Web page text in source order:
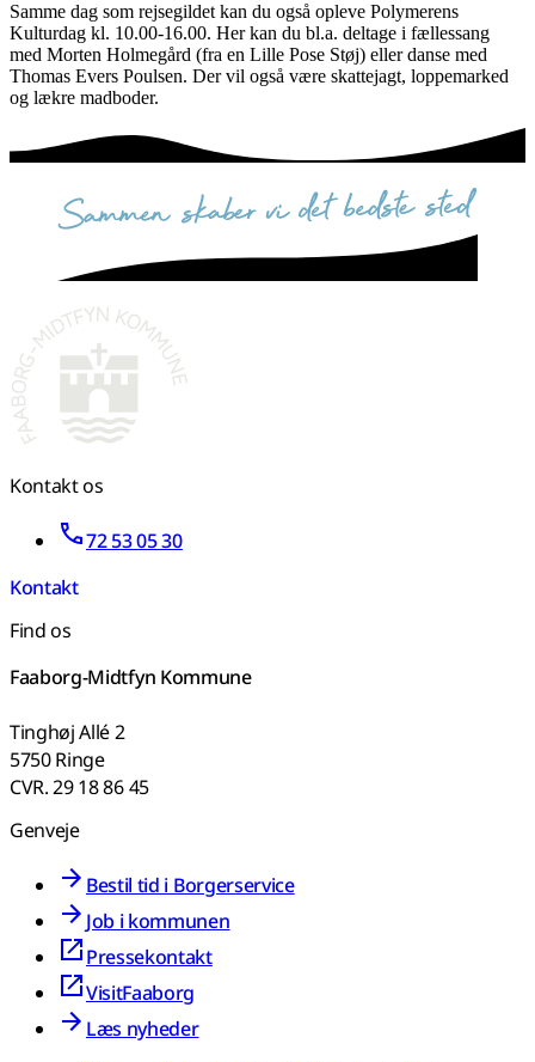
Samme dag som rejsegildet kan du også opleve Polymerens
Kulturdag kl. 10.00-16.00. Her kan du bl.a. deltage i fællessang
med Morten Holmegård (fra en Lille Pose Støj) eller danse med
Thomas Evers Poulsen. Der vil også være skattejagt, loppemarked
og lækre madboder.
sammen skaber vi det bedste sted
Kontakt os
72 53 05 30
Kontakt
Find os
Faaborg-Midtfyn Kommune
Tinghøj Allé 2
5750 Ringe
CVR. 29 18 86 45
Genveje
Bestil tid i Borgerservice
Job i kommunen
Pressekontakt
VisitFaaborg
Læs nyheder